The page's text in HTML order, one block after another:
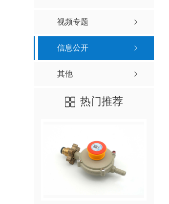
视频专题
信息公开
其他
热门推荐